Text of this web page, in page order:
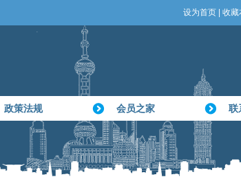
设为首页 收藏
政策法规 会员之家 联